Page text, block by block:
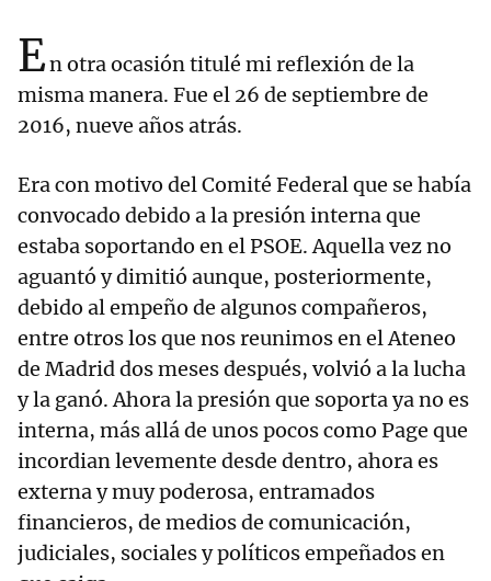
En otra ocasión titulé mi reflexión de la
misma manera. Fue el 26 de septiembre de
2016, nueve años atrás.
Era con motivo del Comité Federal que se había
convocado debido a la presión interna que
estaba soportando en el PSOE. Aquella vez no
aguantó y dimitió aunque, posteriormente,
debido al empeño de algunos compañeros,
entre otros los que nos reunimos en el Ateneo
de Madrid dos meses después, volvió a la lucha
y la ganó. Ahora la presión que soporta ya no es
interna, más allá de unos pocos como Page que
incordian levemente desde dentro, ahora es
externa y muy poderosa, entramados
financieros, de medios de comunicación,
judiciales, sociales y políticos empeñados en